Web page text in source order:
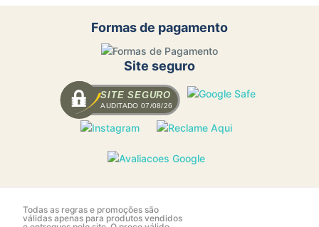
Formas de pagamento
Site seguro
SITE SEGURO
AUDITADO 07/08/26
Todas as regras e promoções são
válidas apenas para produtos vendidos